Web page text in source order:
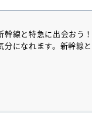
線と特急に出会お
になれます。新幹線